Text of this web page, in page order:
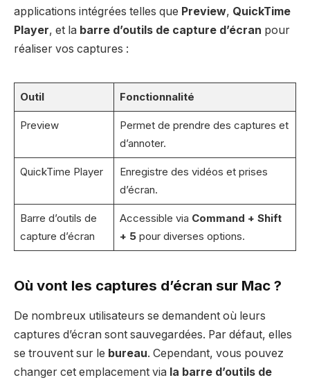
applications intégrées telles que Preview, QuickTime
Player, et la barre d’outils de capture d’écran pour
réaliser vos captures :
Outil Fonctionnalité
Preview
Permet de prendre des captures et
d’annoter.
QuickTime Player
Enregistre des vidéos et prises
d’écran.
Barre d’outils de
capture d’écran
Accessible via Command + Shift
+ 5pour diverses options.
Où vont les captures d’écran sur Mac ?
De nombreux utilisateurs se demandent où leurs
captures d’écran sont sauvegardées. Par défaut, elles
se trouvent sur le bureau. Cependant, vous pouvez
changer cet emplacement via la barre d’outils de